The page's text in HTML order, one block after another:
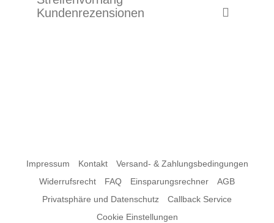
Kundenrezensionen
Impressum Kontakt
Versand- & Zahlungsbedingungen
Widerrufsrecht
FAQ Einsparungsrechner
AGB
Privatsphäre und Datenschutz
Callback Service
Cookie Einstellungen